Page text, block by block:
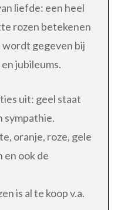
liefde: een heel
rozen betekenen
wordt gegeven bij
jubileums.
uit: geel staat
sympathie.
oranje, roze, gele
en ook de
is al te koop v.a.